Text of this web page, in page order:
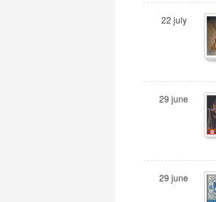
22 july
29 june
29 june